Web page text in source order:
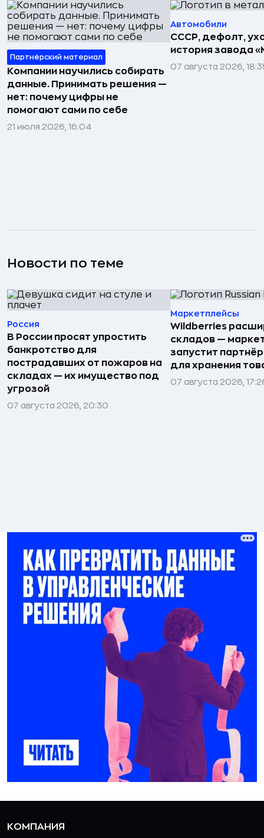
Партнёрский материал
Компании научились собирать
данные. Принимать решения —
нет: почему цифры не
помогают сами по себе
21 июля 2026, 16:04
Автомобили
СССР, дефолт,
история завода
07 августа 2026,
Новости по теме
Россия
В России просят упростить
банкротство для
пострадавших от пожаров на
складах — их имущество под
угрозой
07 августа 2026, 20:30
Маркетплейсы
Wildberries
складов —
запустит
для хранения
07 августа 2026,
КОМПАНИЯ